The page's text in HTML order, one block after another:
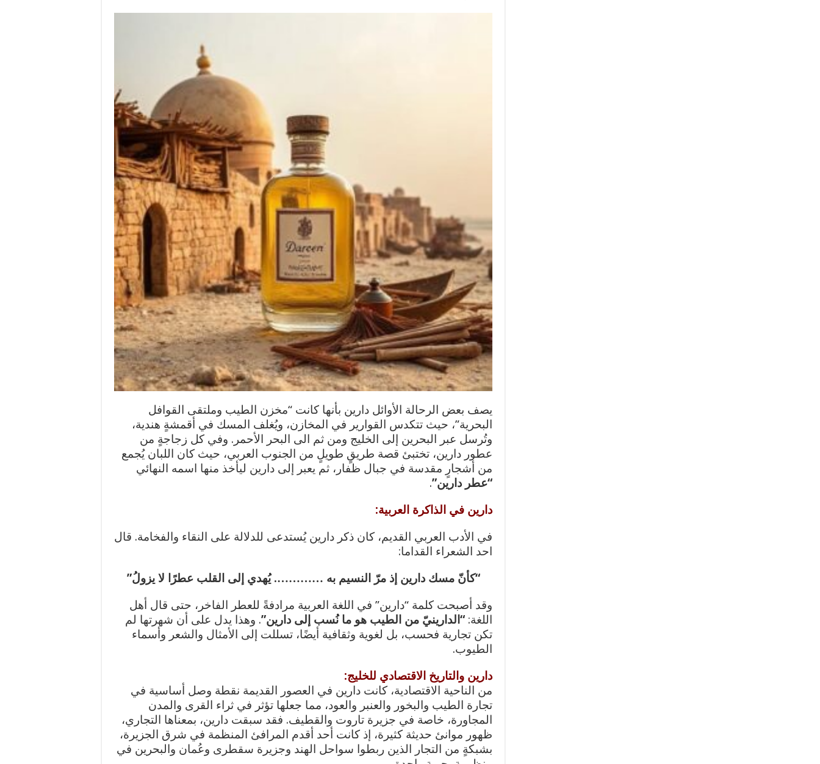
يصف بعض الرحالة الأوائل دارين بأنها كانت “مخزن الطيب وملتقى القوافل
البحرية”، حيث تتكدس القوارير في المخازن، ويُغلف المسك في أقمشةٍ هندية،
وتُرسل عبر البحرين إلى الخليج ومن ثم الى البحر الأحمر. وفي كل زجاجةٍ من
عطور دارين، تختبئ قصة طريقٍ طويلٍ من الجنوب العربي، حيث كان اللبان يُجمع
من أشجارٍ مقدسة في جبال ظفار، ثم يعبر إلى دارين ليأخذ منها اسمه النهائي
“عطر دارين”.
دارين في الذاكرة العربية:
في الأدب العربي القديم، كان ذكر دارين يُستدعى للدلالة على النقاء والفخامة. قال
احد الشعراء القداما:
“كأنّ مسك دارين إذ مرّ النسيم به …………. يُهدي إلى القلب عطرًا لا يزولُ”
وقد أصبحت كلمة “دارين” في اللغة العربية مرادفةً للعطر الفاخر، حتى قال أهل
اللغة: “الدارينيّ من الطيب هو ما نُسب إلى دارين”. وهذا يدل على أن شهرتها لم
تكن تجارية فحسب، بل لغوية وثقافية أيضًا، تسللت إلى الأمثال والشعر وأسماء
الطيوب.
دارين والتاريخ الاقتصادي للخليج:
من الناحية الاقتصادية، كانت دارين في العصور القديمة نقطة وصل أساسية في
تجارة الطيب والبخور والعنبر والعود، مما جعلها تؤثر في ثراء القرى والمدن
المجاورة، خاصة في جزيرة تاروت والقطيف. فقد سبقت دارين، بمعناها التجاري،
ظهور موانئ حديثة كثيرة، إذ كانت أحد أقدم المرافئ المنظمة في شرق الجزيرة،
بشبكةٍ من التجار الذين ربطوا سواحل الهند وجزيرة سقطرى وعُمان والبحرين في